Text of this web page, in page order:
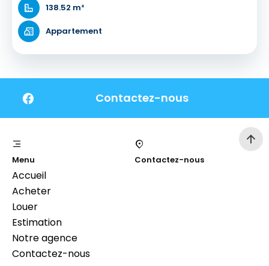
138.52 m²
Appartement
Contactez-nous
Menu
Accueil
Acheter
Louer
Estimation
Notre agence
Contactez-nous
Contactez-nous